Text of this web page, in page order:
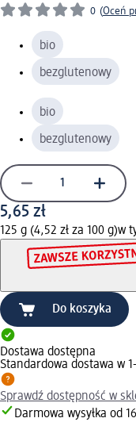
0 (Oceń
bio
bezglutenowy
bio
bezglutenowy
5,65 zł
125 g (4,52 zł za 100 g)w
Do koszyka
Dostawa dostępna
Standardowa dostawa w
Sprawdź dostępność w
Darmowa wysyłka od